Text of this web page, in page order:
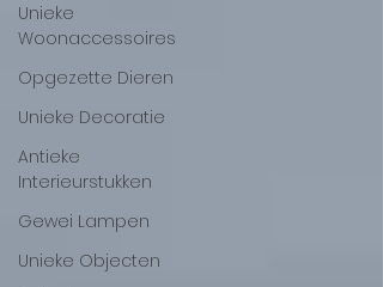
Unieke
Woonaccessoires
Opgezette Dieren
Unieke Decoratie
Antieke
Interieurstukken
Gewei Lampen
Unieke Objecten